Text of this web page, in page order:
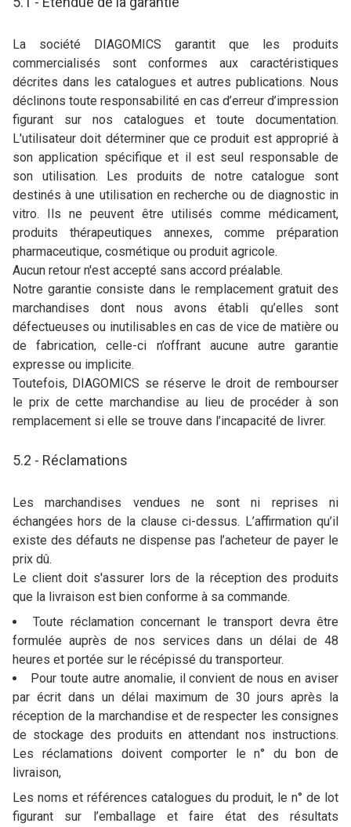
La société DIAGOMICS garantit que les produits
commercialisés sont conformes aux caractéristiques
décrites dans les catalogues et autres publications. Nous
déclinons toute responsabilité en cas d’erreur d’impression
figurant sur nos catalogues et toute documentation.
L'utilisateur doit déterminer que ce produit est approprié à
son application spécifique et il est seul responsable de
son utilisation. Les produits de notre catalogue sont
destinés à une utilisation en recherche ou de diagnostic in
vitro. Ils ne peuvent être utilisés comme médicament,
produits thérapeutiques annexes, comme préparation
pharmaceutique, cosmétique ou produit agricole.
Aucun retour n'est accepté sans accord préalable.
Notre garantie consiste dans le remplacement gratuit des
marchandises dont nous avons établi qu’elles sont
défectueuses ou inutilisables en cas de vice de matière ou
de fabrication, celle-ci n’offrant aucune autre garantie
expresse ou implicite.
Toutefois, DIAGOMICS se réserve le droit de rembourser
le prix de cette marchandise au lieu de procéder à son
remplacement si elle se trouve dans l’incapacité de livrer.
5.2 - Réclamations
Les marchandises vendues ne sont ni reprises ni
échangées hors de la clause ci-dessus. L’affirmation qu’il
existe des défauts ne dispense pas l’acheteur de payer le
prix dû.
Le client doit s'assurer lors de la réception des produits
que la livraison est bien conforme à sa commande.
Toute réclamation concernant le transport devra être
formulée auprès de nos services dans un délai de 48
heures et portée sur le récépissé du transporteur.
Pour toute autre anomalie, il convient de nous en aviser
par écrit dans un délai maximum de 30 jours après la
réception de la marchandise et de respecter les consignes
de stockage des produits en attendant nos instructions.
Les réclamations doivent comporter le n° du bon de
livraison,
Les noms et références catalogues du produit, le n° de lot
figurant sur l’emballage et faire état des résultats